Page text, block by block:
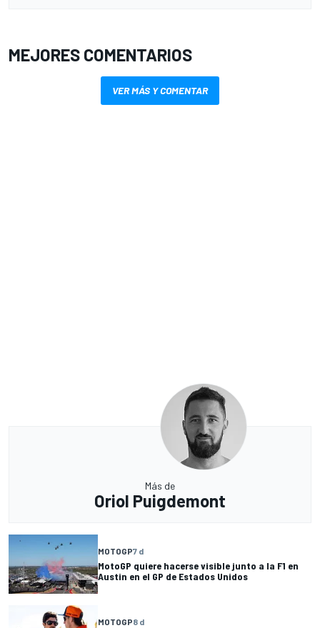
MEJORES COMENTARIOS
VER MÁS Y COMENTAR
Más de
Oriol Puigdemont
MOTOGP7 d
MotoGP quiere hacerse visible junto a la F1 en
Austin en el GP de Estados Unidos
MOTOGP8 d